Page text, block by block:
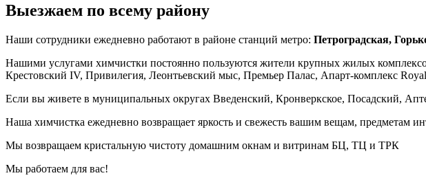
Выезжаем по всему району
Наши сотрудники ежедневно работают в районе станций метро: Петроградская,
Нашими услугами химчистки постоянно пользуются жители крупных жилых
Крестовский IV, Привилегия, Леонтьевский мыс, Премьер Палас, Апарт-комплекс
Если вы живете в муниципальных округах Введенский, Кронверкское, Посадский,
Наша химчистка ежедневно возвращает яркость и свежесть вашим вещам, предметам
Мы возвращаем кристальную чистоту домашним окнам и витринам БЦ, ТЦ и ТРК
Мы работаем для вас!